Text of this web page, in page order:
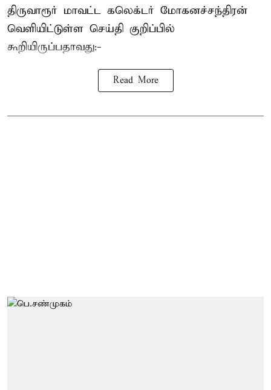
திருவாரூர் மாவட்ட கலெக்டர் மோகனச்சந்திரன்
வெளியிட்டுள்ள செய்தி குறிப்பில்
கூறியிருப்பதாவது:-
Read More